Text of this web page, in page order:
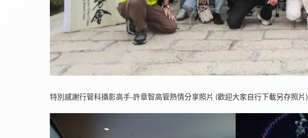
特別感謝行管科攝影高手-許章智高管熱情分享照片 (歡迎大家自行下載另存照片)